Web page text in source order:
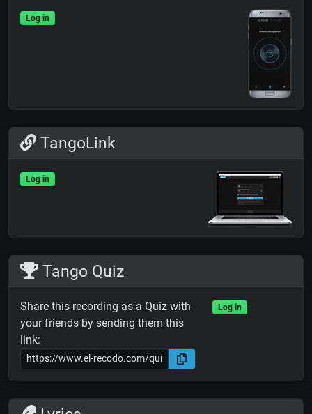
Log in
TangoLink
Log in
Tango Quiz
Share this recording as a Quiz with
your friends by sending them this
link:
Log in